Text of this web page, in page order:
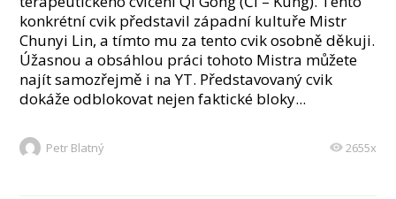
konkrétní cvik představil západní kultuře Mistr
Chunyi Lin, a tímto mu za tento cvik osobně děkuji.
Úžasnou a obsáhlou práci tohoto Mistra můžete
najít samozřejmě i na YT. Představovaný cvik
dokáže odblokovat nejen faktické bloky...
Petr Blatný 2655x